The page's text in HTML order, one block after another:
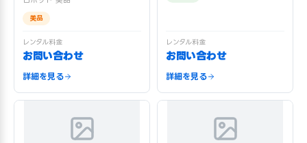
美品
レンタル料金
お問い合わせ
詳細を見る
レンタル料金
お問い合わせ
詳細を見る